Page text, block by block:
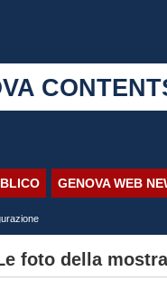
GENOVA WEB
foto della